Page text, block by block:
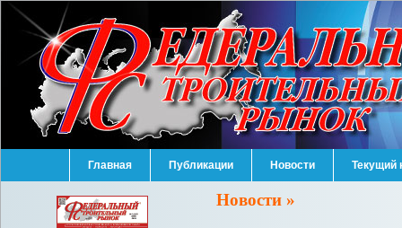
Главная Публикации Новости Текущий
Новости »